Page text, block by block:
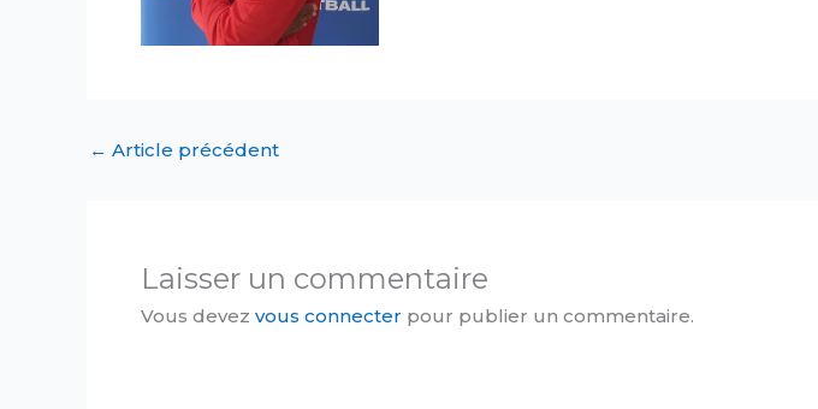
← Article précédent
Laisser un commentaire
Vous devez vous connecter pour publier un commentaire.